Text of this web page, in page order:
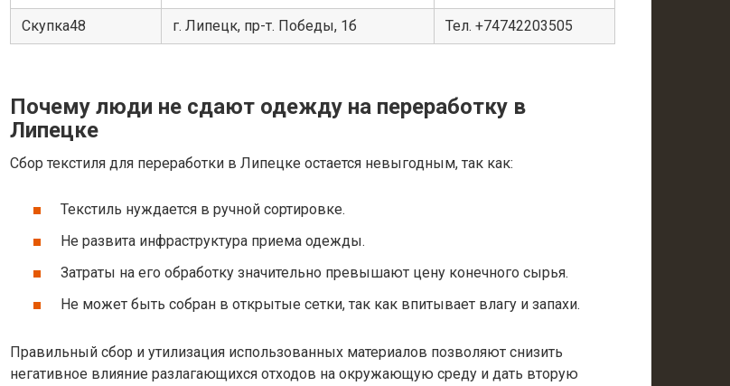
Скупка48 г. Липецк, пр-т. Победы, 1б Тел. +74742203505
Почему люди не сдают одежду на переработку в
Липецке
Сбор текстиля для переработки в Липецке остается невыгодным, так как:
Текстиль нуждается в ручной сортировке.
Не развита инфраструктура приема одежды.
Затраты на его обработку значительно превышают цену конечного сырья.
Не может быть собран в открытые сетки, так как впитывает влагу и запахи.
Правильный сбор и утилизация использованных материалов позволяют снизить
негативное влияние разлагающихся отходов на окружающую среду и дать вторую